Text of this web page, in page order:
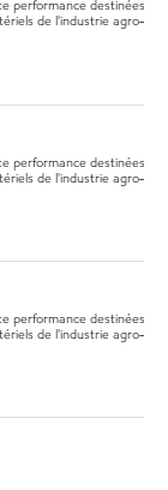
performance destinées
de l'industrie agro-
performance destinées
de l'industrie agro-
performance destinées
de l'industrie agro-